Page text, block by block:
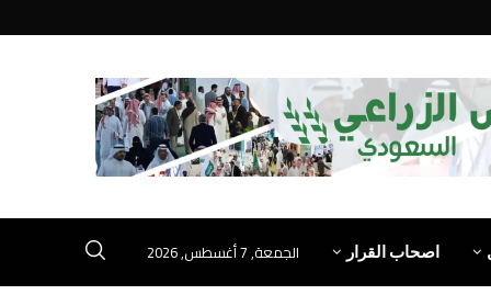
اصحاب القرار الجمعة, 7 أغسطس, 2026